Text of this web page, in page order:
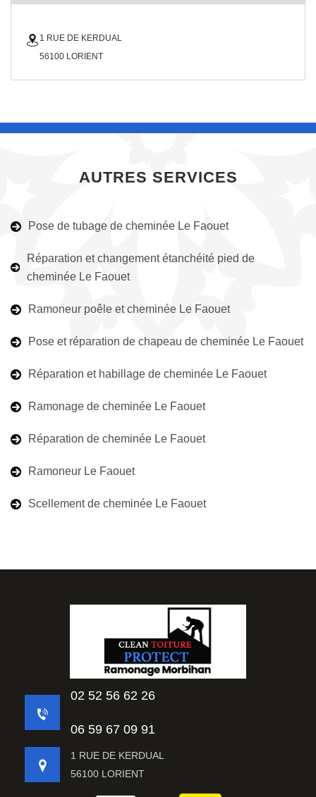
1 RUE DE KERDUAL
56100 LORIENT
AUTRES SERVICES
Pose de tubage de cheminée Le Faouet
Réparation et changement étanchéité pied de
cheminée Le Faouet
Ramoneur poêle et cheminée Le Faouet
Pose et réparation de chapeau de cheminée Le Faouet
Réparation et habillage de cheminée Le Faouet
Ramonage de cheminée Le Faouet
Réparation de cheminée Le Faouet
Ramoneur Le Faouet
Scellement de cheminée Le Faouet
02 52 56 62 26
06 59 67 09 91
1 RUE DE KERDUAL
56100 LORIENT